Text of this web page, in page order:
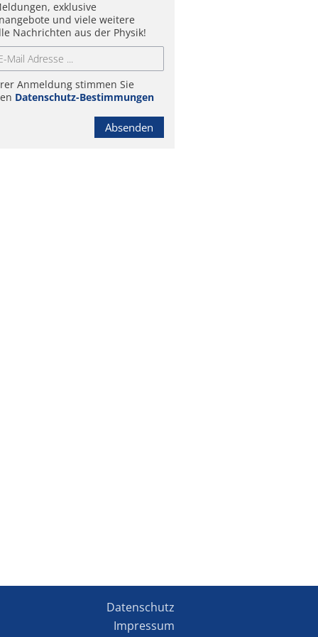
exklusive
und viele weitere
Nachrichten aus der Physik!
Anmeldung stimmen Sie
Datenschutz-Bestimmungen
Absenden
Datenschutz
Impressum